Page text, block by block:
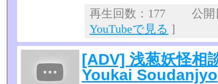
再生回数：177 公
YouTubeで見る ]
[ADV] 浅葱妖怪相
Youkai Soudanjyo